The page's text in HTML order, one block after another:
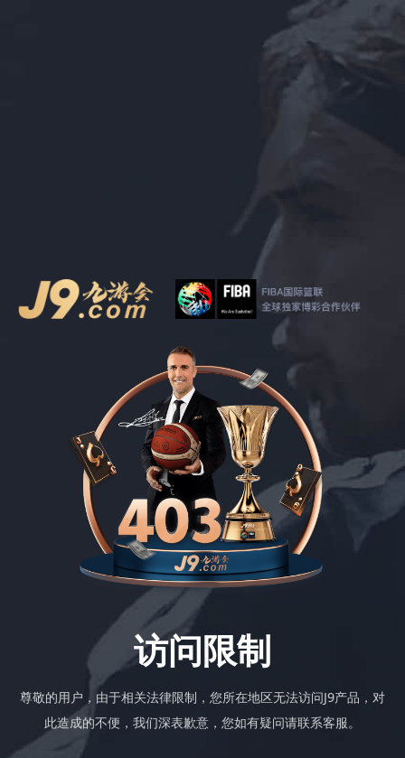
访问限制
尊敬的用户，由于相关法律限制，您所在地区无法访问J9产品，对
此造成的不便，我们深表歉意，您如有疑问请联系客服。